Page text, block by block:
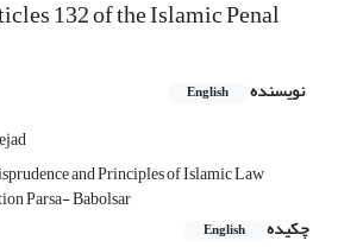
132 of the Islamic Penal
نویسنده English
and Principles of Islamic Law
Parsa- Babolsar
چکیده
English